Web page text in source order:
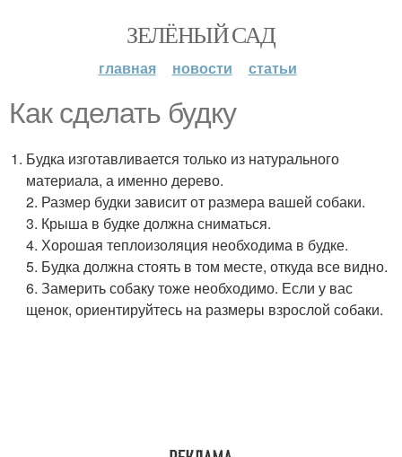
ЗЕЛЁНЫЙ САД
главная новости статьи
Как сделать будку
Будка изготавливается только из натурального
материала, а именно дерево.
2. Размер будки зависит от размера вашей собаки.
3. Крыша в будке должна сниматься.
4. Хорошая теплоизоляция необходима в будке.
5. Будка должна стоять в том месте, откуда все видно.
6. Замерить собаку тоже необходимо. Если у вас
щенок, ориентируйтесь на размеры взрослой собаки.